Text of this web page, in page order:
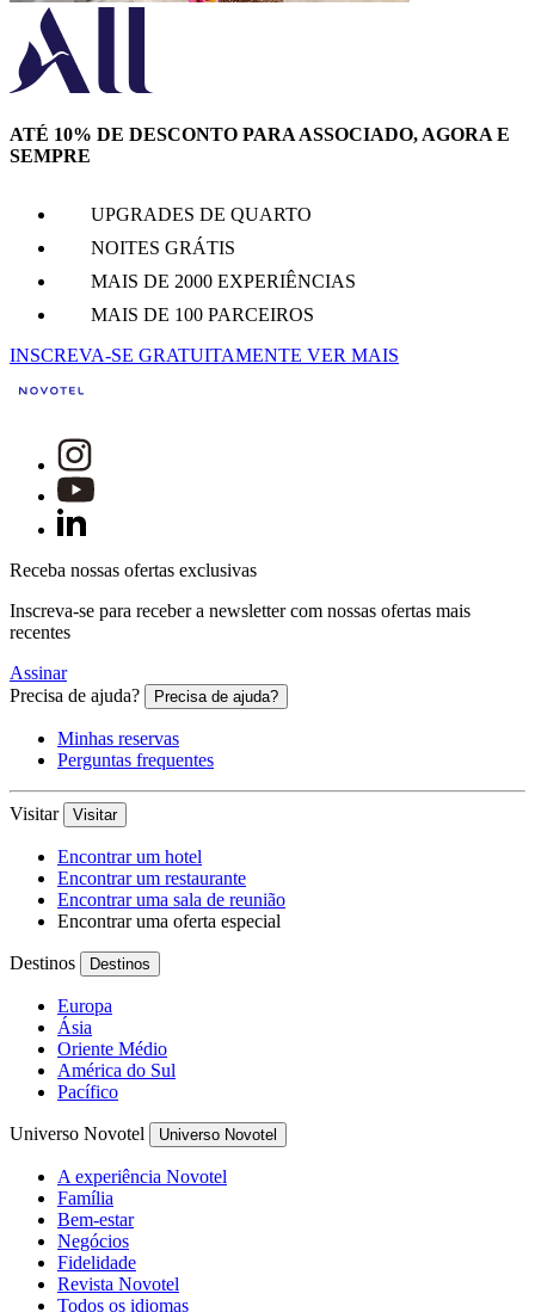
ATÉ 10% DE DESCONTO PARA ASSOCIADO, AGORA E
SEMPRE
UPGRADES DE QUARTO
NOITES GRÁTIS
MAIS DE 2000 EXPERIÊNCIAS
MAIS DE 100 PARCEIROS
INSCREVA-SE GRATUITAMENTE VER MAIS
Receba nossas ofertas exclusivas
Inscreva-se para receber a newsletter com nossas ofertas mais
recentes
Assinar
Precisa de ajuda?
Precisa de ajuda?
Minhas reservas
Perguntas frequentes
Visitar Visitar
Encontrar um hotel
Encontrar um restaurante
Encontrar uma sala de reunião
Encontrar uma oferta especial
Destinos Destinos
Europa
Ásia
Oriente Médio
América do Sul
Pacífico
Universo Novotel Universo Novotel
A experiência Novotel
Família
Bem-estar
Negócios
Fidelidade
Revista Novotel
Todos os idiomas